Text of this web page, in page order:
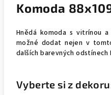
Komoda
Hnědá komoda s vitrínou
možné dodat nejen v
dalších barevných odstínech
Vyberte si z